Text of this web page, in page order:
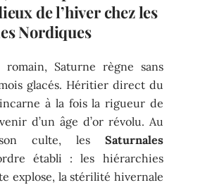
de l’hiver chez les
Nordiques
romain, Saturne règne sans
glacés. Héritier direct du
à la fois la rigueur de
d’un âge d’or révolu. Au
culte, les Saturnales
établi : les hiérarchies
explose, la stérilité hivernale